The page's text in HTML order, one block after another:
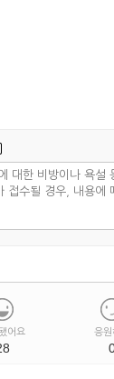
어요 응원